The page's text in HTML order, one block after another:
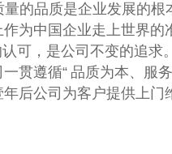
的品质是企业发展的
为中国企业走上世界的
可，是公司不变的追求
遵循“ 品质为本、服务
后公司为客户提供上门